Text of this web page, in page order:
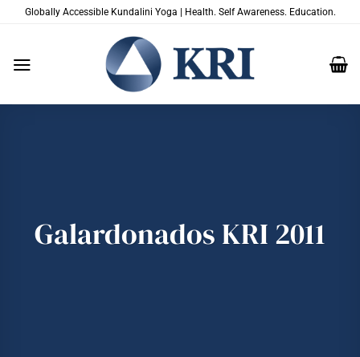
SaltarGlobally Accessible Kundalini Yoga | Health. Self Awareness. Education.
Galardonados KRI 2011